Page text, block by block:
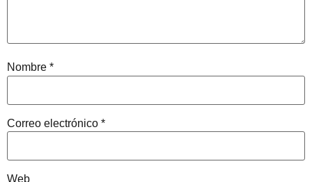
Nombre *
Correo electrónico *
Web